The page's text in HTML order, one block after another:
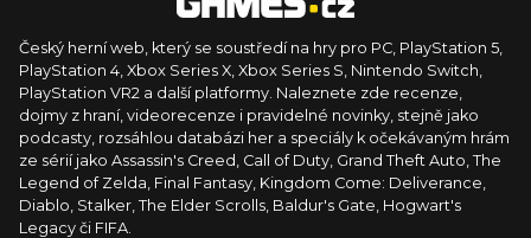
Český herní web, který se soustředí na hry pro PC, PlayStation 5,
PlayStation 4, Xbox Series X, Xbox Series S, Nintendo Switch,
PlayStation VR2 a další platformy. Naleznete zde recenze,
dojmy z hraní, videorecenze i pravidelné novinky, stejně jako
podcasty, rozsáhlou databázi her a speciály k očekávaným hrám
ze sérií jako Assassin's Creed, Call of Duty, Grand Theft Auto, The
Legend of Zelda, Final Fantasy, Kingdom Come: Deliverance,
Diablo, Stalker, The Elder Scrolls, Baldur's Gate, Hogwart's
Legacy či FIFA.